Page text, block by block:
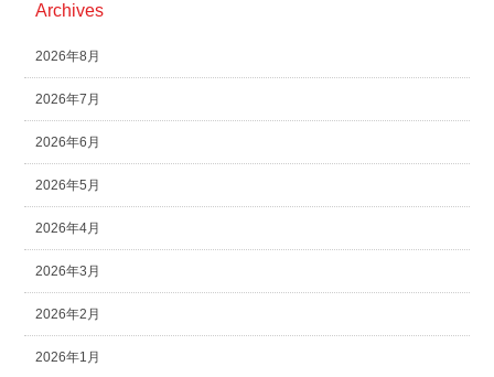
Archives
2026年8月
2026年7月
2026年6月
2026年5月
2026年4月
2026年3月
2026年2月
2026年1月